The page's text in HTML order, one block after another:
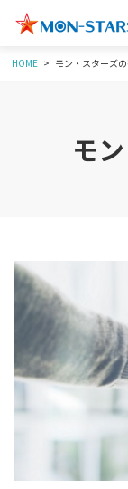
HOME モン・スターズ
モ